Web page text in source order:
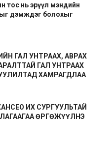
тос нь эрүүл мэндийн
дэмждэг болохыг
ГАЛ УНТРААХ, АВРАХ
ГАЛ УНТРААХ
ХАМРАГДЛАА
ИХ СУРГУУЛЬТАЙ
ӨРГӨЖҮҮЛНЭ